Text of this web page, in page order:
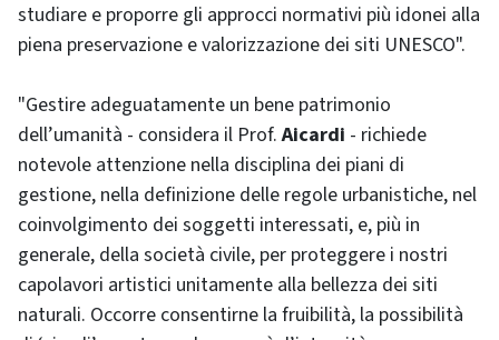
studiare e proporre gli approcci normativi più idonei alla
piena preservazione e valorizzazione dei siti UNESCO".
"Gestire adeguatamente un bene patrimonio
dell’umanità - considera il Prof.Aicardi - richiede
notevole attenzione nella disciplina dei piani di
gestione, nella definizione delle regole urbanistiche, nel
coinvolgimento dei soggetti interessati, e, più in
generale, della società civile, per proteggere i nostri
capolavori artistici unitamente alla bellezza dei siti
naturali. Occorre consentirne la fruibilità, la possibilità